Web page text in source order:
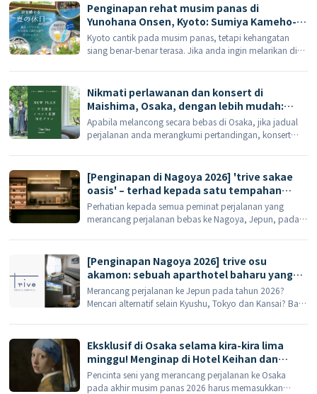
Penginapan rehat musim panas di
Yunohana Onsen, Kyoto: Sumiya Kameho-
an menawarkan minuman penyegar
selepas mandi, hidangan kaiseki gaya
Ogos.
Kyoto cantik pada musim panas, tetapi kehangatan
siang benar-benar terasa. Jika anda ingin melarikan diri
semalaman di penginapan mata air panas, Yunohana
Onsen di Kameoka (Yunohana […]
Nikmati perlawanan dan konsert di
Maishima, Osaka, dengan lebih mudah:
Pakej penginapan hari bekerja The Day
Osaka – tawaran 10%
Apabila melancong secara bebas di Osaka, jika jadual
perjalanan anda merangkumi pertandingan, konsert
penginapan anda sebenarnya boleh memberi kesan
ketara kepada tahap tenaga anda pada hari tersebut.
Terletak di Maishima, Osaka, Flower […]
[Penginapan di Nagoya 2026] 'trive sakae
oasis' – terhad kepada satu tempahan
sehari – telah dibuka secara rasmi!
Menampung sehingga 9 tetamu dalam
hartanah, menawarkan kemewahan
tertinggi berhampiran kawasan membeli-
belah Sakae.
Perhatian kepada semua peminat perjalanan yang
merancang perjalanan bebas ke Nagoya, Jepun, pada
seluruh keluarga atau sekumpulan rakan untuk menyewa
keseluruhan hartanah bagi sebuah pesta! Terletak di
Nagoya […]
[Penginapan Nagoya 2026] trive osu
akamon: sebuah aparthotel baharu yang
baru dibuka di Osu! Menampilkan skrin
pawagam bersaiz 100 inci dan sebuah jalan
Merancang perjalanan ke Jepun pada tahun 2026?
Mencari alternatif selain Kyushu, Tokyo dan Kansai? Bagi
yang merancang lawatan kendiri ke Nagoya di Jepun
Tengah, pastikan anda menyemak ini baharu […]
Eksklusif di Osaka selama kira-kira lima
minggu! Menginap di Hotel Keihan dan
saksikan *Gadis dengan Subang Mutiara*
karya Vermeer.
Pencinta seni yang merancang perjalanan ke Osaka
pada akhir musim panas 2026 harus memasukkan